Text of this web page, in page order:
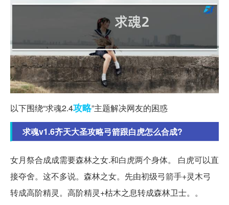
以下围绕“求魂2.4攻略”主题解决网友的困惑
求魂v1.6齐天大圣攻略弓箭跟白虎怎么合成?
女月祭合成成需要森林之女.和白虎两个身体。 白虎可以直
接夺舍。这不多说。森林之女。先由初级弓箭手+灵木弓
转成高阶精灵。高阶精灵+枯木之息转成森林卫士。。